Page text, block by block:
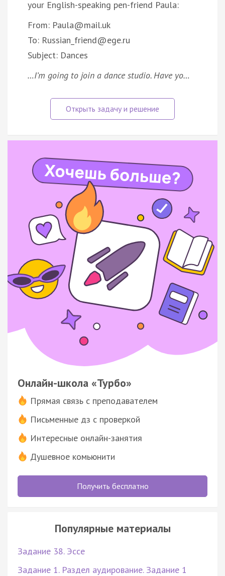
your English-speaking pen-friend Paula:
From: Paula@mail.uk
To: Russian_friend@ege.ru
Subject: Dances
…I’m going to join a dance studio. Have yo…
Онлайн-школа «Турбо»
Прямая связь с преподавателем
Письменные дз с проверкой
Интересные онлайн-занятия
Душевное комьюнити
Получить бесплатно
Популярные материалы
Задание 38. Эссе
Задание 1. Раздел аудирование. Задание 1